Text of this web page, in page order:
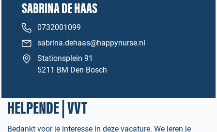
SABRINA DE HAAS
0732001099
sabrina.dehaas@happynurse.nl
Stationsplein 91
5211 BM Den Bosch
HELPENDE | VVT
Bedankt voor je interesse in deze vacature. We leren je